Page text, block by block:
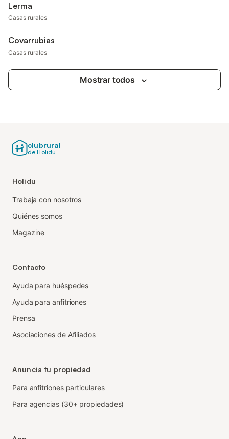
Lerma
Casas rurales
Covarrubias
Casas rurales
Mostrar todos
clubrural
de Holidu
Holidu
Trabaja con nosotros
Quiénes somos
Magazine
Contacto
Ayuda para huéspedes
Ayuda para anfitriones
Prensa
Asociaciones de Afiliados
Anuncia tu propiedad
Para anfitriones particulares
Para agencias (30+ propiedades)